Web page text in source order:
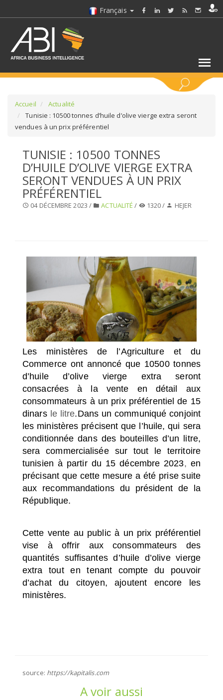
Français
SÉLECTIONNEZ UN DOSSIER
SELECTIONNEZ UNE SECTION
Accueil
Actualité
Tunisie : 10500 tonnes d’huile d’olive vierge extra seront
vendues à un prix préférentiel
TUNISIE : 10500 TONNES
D’HUILE D’OLIVE VIERGE EXTRA
SERONT VENDUES À UN PRIX
PRÉFÉRENTIEL
04 DÉCEMBRE 2023 / ACTUALITÉ / 1320 / HEJER
Les ministères de l’Agriculture et du
Commerce ont annoncé que 10500 tonnes
d’huile d’olive vierge extra seront
consacrées à la vente en détail aux
consommateurs à un prix préférentiel de 15
dinars le litre.Dans un communiqué conjoint
les ministères précisent que l’huile, qui sera
conditionnée dans des bouteilles d’un litre,
sera commercialisée sur tout le territoire
tunisien à partir du 15 décembre 2023, en
précisant que cette mesure a été prise suite
aux recommandations du président de la
République.
Cette vente au public à un prix préférentiel
vise à offrir aux consommateurs des
quantités suffisantes d’huile d’olive vierge
extra tout en tenant compte du pouvoir
d’achat du citoyen, ajoutent encore les
ministères.
source: https://kapitalis.com
A voir aussi